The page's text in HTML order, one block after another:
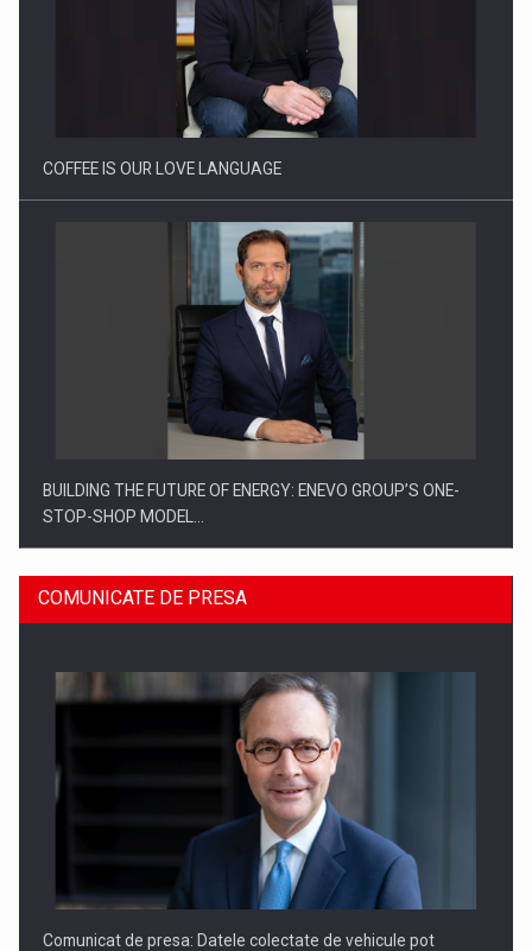
Proteinmaxxing and the Future of Protein Demand
COFFEE IS OUR LOVE LANGUAGE
BUILDING THE FUTURE OF ENERGY: ENEVO GROUP’S ONE-
STOP-SHOP MODEL…
ROOTED IN ROMANIA, BUILT TO DELIVER TECHNOLOGY FOR
COMUNICATE DE PRESA
Comunicat de presa: Datele colectate de vehicule pot